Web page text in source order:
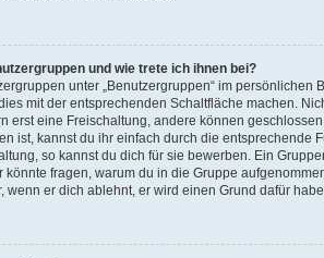
und wie trete ich ihnen bei?
unter „Benutzergruppen“ im persönlichen
mit der entsprechenden Schaltfläche machen.
erst eine Freischaltung, andere können
ist, kannst du ihr einfach durch die entsprechende
so kannst du dich für sie bewerben. Ein
könnte fragen, warum du in die Gruppe
wenn er dich ablehnt, er wird einen Grund dafür